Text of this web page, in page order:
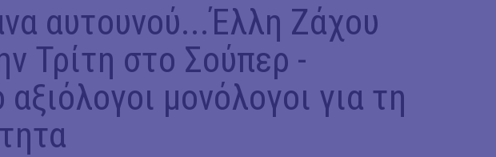
αυτουνού...Έλλη Ζάχου
Τρίτη στο Σούπερ -
μονόλογοι για τη